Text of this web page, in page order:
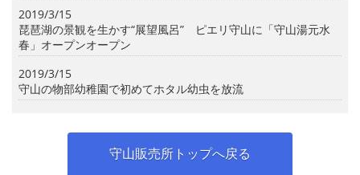
2019/3/15
琵琶湖の景観を生かす“展望風呂” ピエリ守山に「守山湯元水
春」オープンオープン
2019/3/15
守山の物部幼稚園で初めてホタル幼虫を放流
守山販売所トップへ戻る